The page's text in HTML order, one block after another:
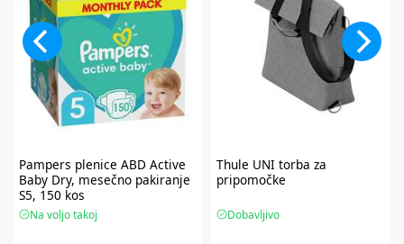
Pampers plenice ABD Active
Baby Dry, mesečno pakiranje
S5, 150 kos
Na voljo takoj
Thule UNI torba za
pripomočke
Dobavljivo